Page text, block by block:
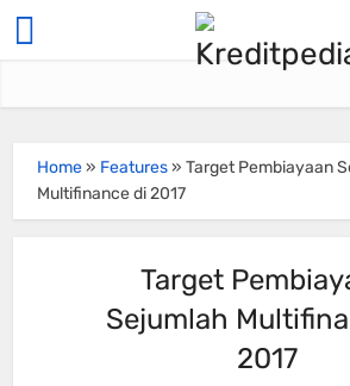
Home» Features»Target Pembiayaan
Multifinance di 2017
Target
Sejumlah
2017